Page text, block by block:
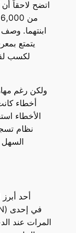
اتضح لاحقاً
ابنتهما.
يتمتع
لكسب
ولكن رغم
أخطاء
الأخطاء
نظام
السهل
أحد
المرات عند